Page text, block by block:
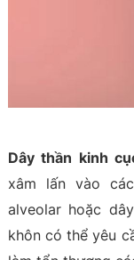
Dây thần kinh
xâm lấn vào
alveolar hoặc
khôn có thể yêu